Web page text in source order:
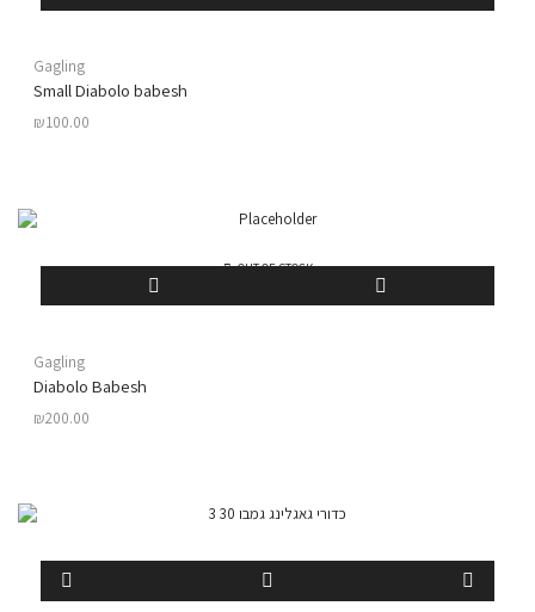
Gagling
Small Diabolo babesh
₪100.00
OUT OF STOCK
Gagling
Diabolo Babesh
₪200.00